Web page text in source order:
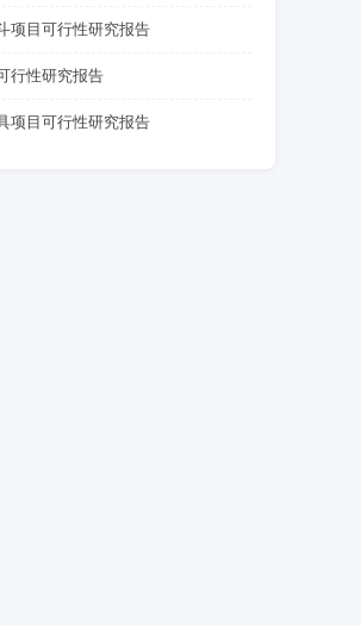
项目可行性研究报告
行性研究报告
项目可行性研究报告